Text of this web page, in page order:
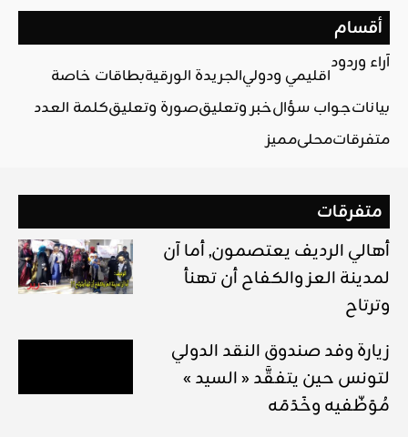
أقسام
آراء وردود
اقليمي ودوليالجريدة الورقيةبطاقات خاصة
بياناتجواب سؤالخبر وتعليقصورة وتعليقكلمة العدد
متفرقاتمحليمميز
متفرقات
أهالي الرديف يعتصمون, أما آن
لمدينة العز والكفاح أن تهنأ
وترتاح
زيارة وفد صندوق النقد الدولي
لتونس حين يتفقَّد « السيد »
مُوَظّفيه وخَدَمَه